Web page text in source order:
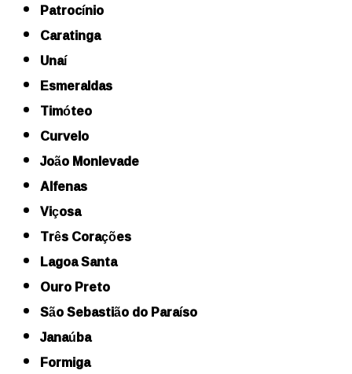
Patrocínio
Caratinga
Unaí
Esmeraldas
Timóteo
Curvelo
João Monlevade
Alfenas
Viçosa
Três Corações
Lagoa Santa
Ouro Preto
São Sebastião do Paraíso
Janaúba
Formiga